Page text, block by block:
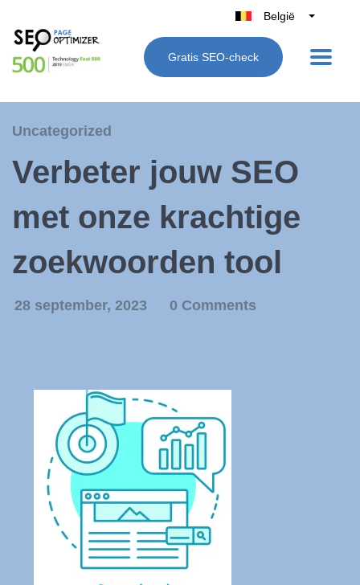
België
Belgique
Nederland
España
Gratis SEO-check
Uncategorized
Verbeter jouw SEO
met onze krachtige
zoekwoorden tool
28 september, 2023 0 Comments